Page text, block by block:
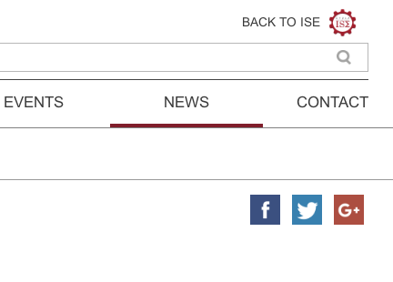
BACK TO ISE
EVENTS NEWS CONTACT